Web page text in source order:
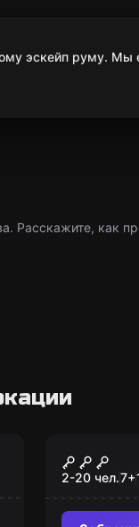
эскейп руму.
Расскажите, как
Алиса в
2-20 чел.7+